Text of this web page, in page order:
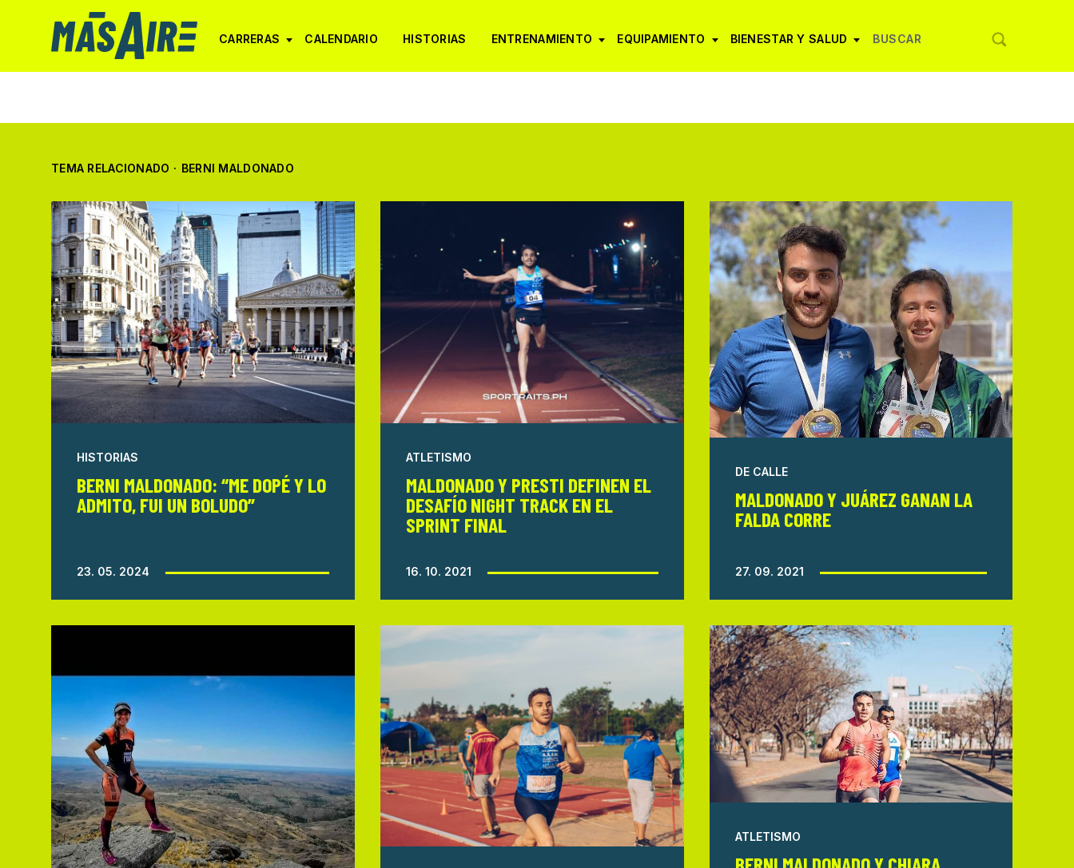
CARRERAS CALENDARIO HISTORIAS ENTRENAMIENTO EQUIPAMIENTO BIENESTAR Y SALUD
TEMA RELACIONADO · BERNI MALDONADO
HISTORIAS
BERNI MALDONADO: “ME DOPÉ Y LO
ADMITO, FUI UN BOLUDO”
23. 05. 2024
ATLETISMO
MALDONADO Y PRESTI DEFINEN EL
DESAFÍO NIGHT TRACK EN EL
SPRINT FINAL
16. 10. 2021
DE CALLE
MALDONADO Y JUÁREZ GANAN LA
FALDA CORRE
27. 09. 2021
ATLETISMO